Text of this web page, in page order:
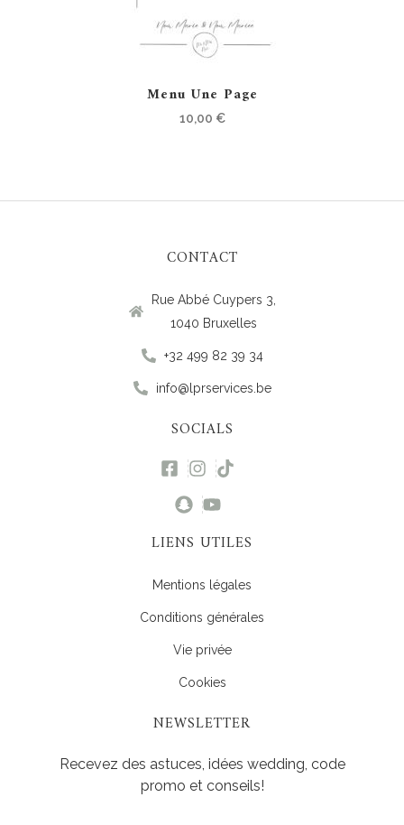
Menu Une Page
10,00 €
CONTACT
Rue Abbé Cuypers 3,
1040 Bruxelles
+32 499 82 39 34
info@lprservices.be
SOCIALS
LIENS UTILES
Mentions légales
Conditions générales
Vie privée
Cookies
NEWSLETTER
Recevez des astuces, idées wedding, code
promo et conseils!